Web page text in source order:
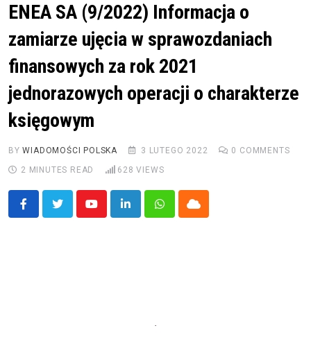
ENEA SA (9/2022) Informacja o
zamiarze ujęcia w sprawozdaniach
finansowych za rok 2021
jednorazowych operacji o charakterze
księgowym
BYWIADOMOŚCI POLSKA 3 LUTEGO 2022 0 COMMENTS
2 MINUTES READ
628 VIEWS
YoutubeLinkedInWhatsappCloud